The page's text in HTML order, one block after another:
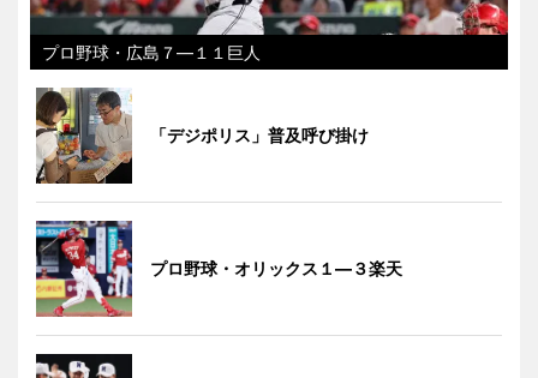
プロ野球・広島７―１１巨人
「デジポリス」普及呼び掛け
プロ野球・オリックス１―３楽天